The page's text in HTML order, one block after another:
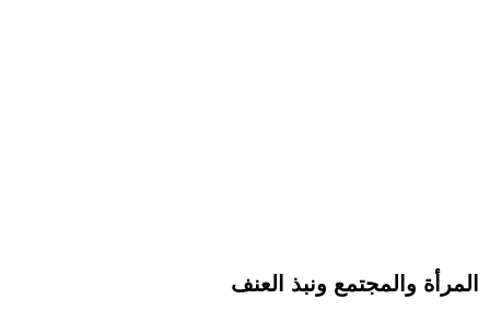
المرأة والمجتمع ونبذ العنف